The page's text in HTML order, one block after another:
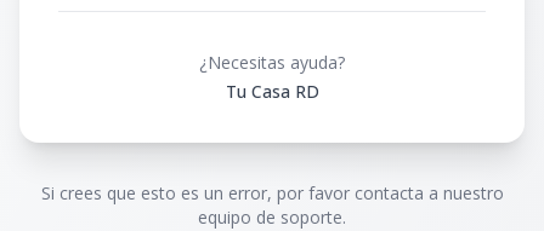
¿Necesitas ayuda?
Tu Casa RD
Si crees que esto es un error, por favor contacta a nuestro
equipo de soporte.